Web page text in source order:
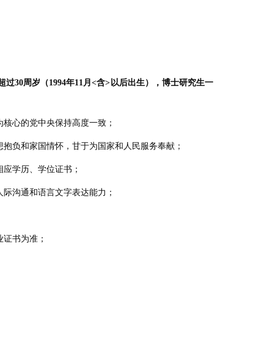
过30周岁（1994年11月<含>以后出生），博士研究生一
心的党中央保持高度一致；
负和家国情怀，甘于为国家和人民服务奉献；
学历、学位证书；
沟通和语言文字表达能力；
书为准；